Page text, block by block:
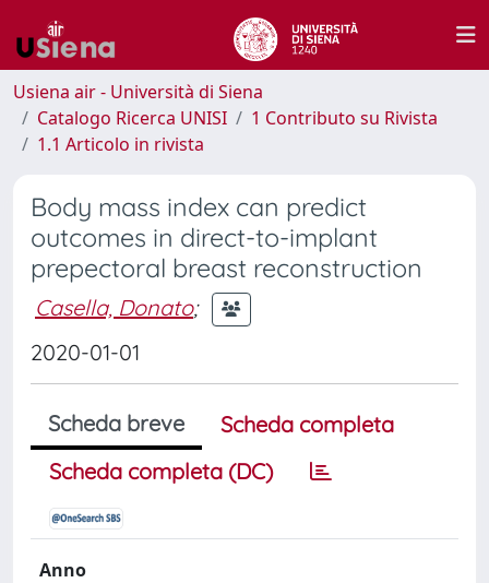
Usiena air - Università di Siena
Catalogo Ricerca UNISI
1 Contributo su Rivista
1.1 Articolo in rivista
Body mass index can predict
outcomes in direct-to-implant
prepectoral breast reconstruction
Casella, Donato;
2020-01-01
Scheda breve
Scheda completa
Scheda completa (DC)
Anno